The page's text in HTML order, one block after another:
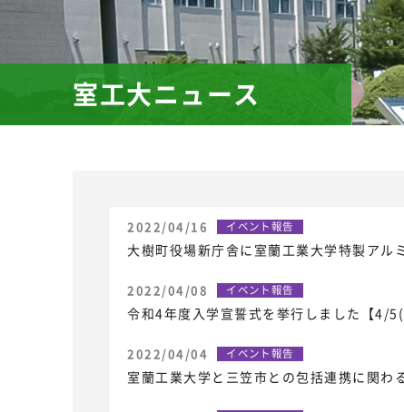
室工大ニュース
2022/04/16 イベント報告
大樹町役場新庁舎に室蘭工業大学特製アル
2022/04/08 イベント報告
令和4年度入学宣誓式を挙行しました【4/5(
2022/04/04 イベント報告
室蘭工業大学と三笠市との包括連携に関わ